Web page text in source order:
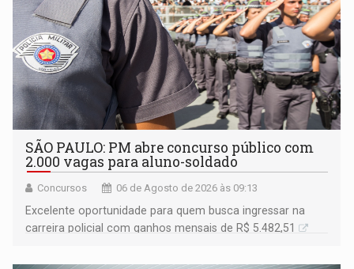
SÃO PAULO: PM abre concurso público com
2.000 vagas para aluno-soldado
Concursos 06 de Agosto de 2026 às 09:13
Excelente oportunidade para quem busca ingressar na
carreira policial com ganhos mensais de R$ 5.482,51